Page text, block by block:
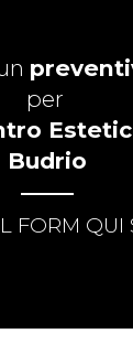
per
Budrio
FORM QUI